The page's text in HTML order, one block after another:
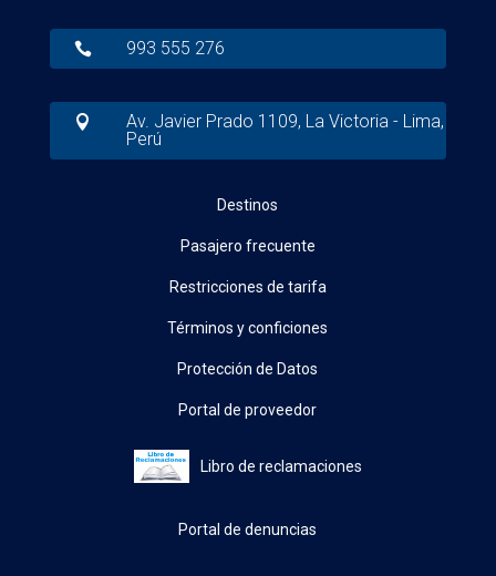
 993 555 276

Av. Javier Prado 1109, La Victoria - Lima,
Perú
Destinos
Pasajero frecuente
Restricciones de tarifa
Términos y conficiones
Protección de Datos
Portal de proveedor
Libro de reclamaciones
Portal de denuncias